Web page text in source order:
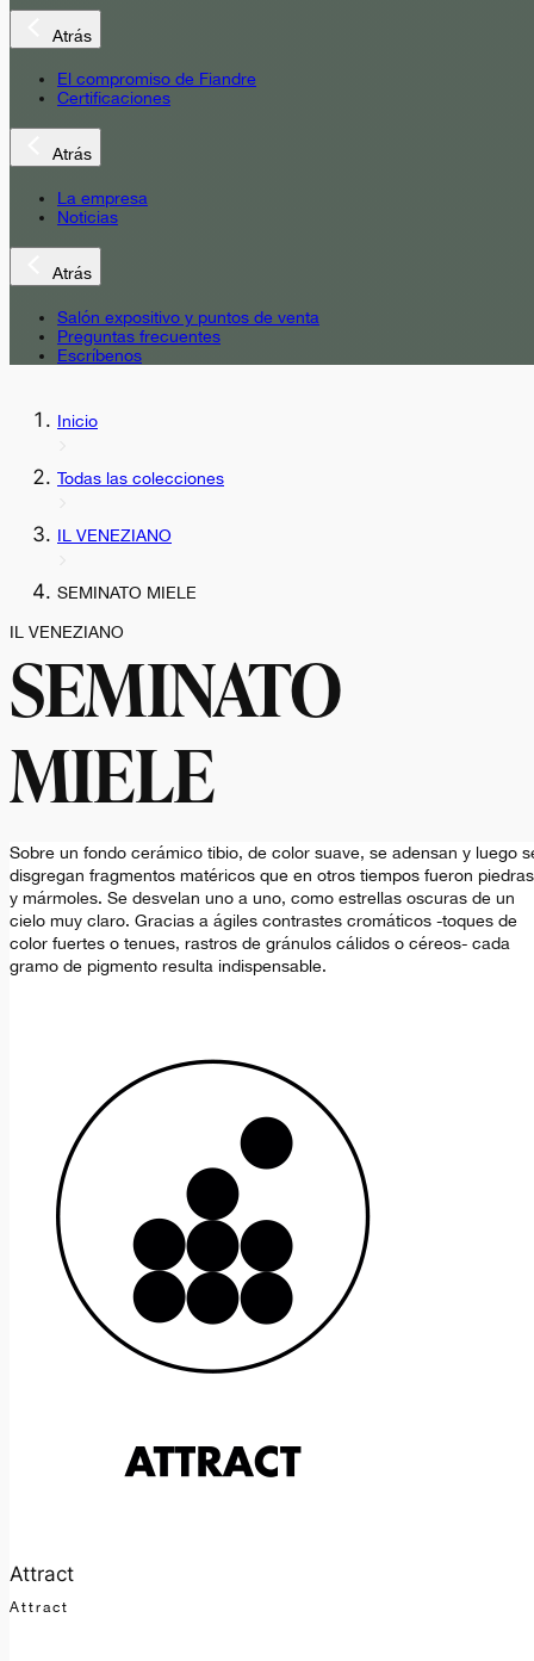
Atrás
El compromiso de Fiandre
Certificaciones
Atrás
La empresa
Noticias
Atrás
Salón expositivo y puntos de venta
Preguntas frecuentes
Escríbenos
Inicio
Todas las colecciones
IL VENEZIANO
SEMINATO MIELE
IL VENEZIANO
SEMINATO
MIELE
Sobre un fondo cerámico tibio, de color suave, se adensan y luego
disgregan fragmentos matéricos que en otros tiempos fueron piedras
y mármoles. Se desvelan uno a uno, como estrellas oscuras de un
cielo muy claro. Gracias a ágiles contrastes cromáticos -toques de
color fuertes o tenues, rastros de gránulos cálidos o céreos- cada
gramo de pigmento resulta indispensable.
Attract
Attract